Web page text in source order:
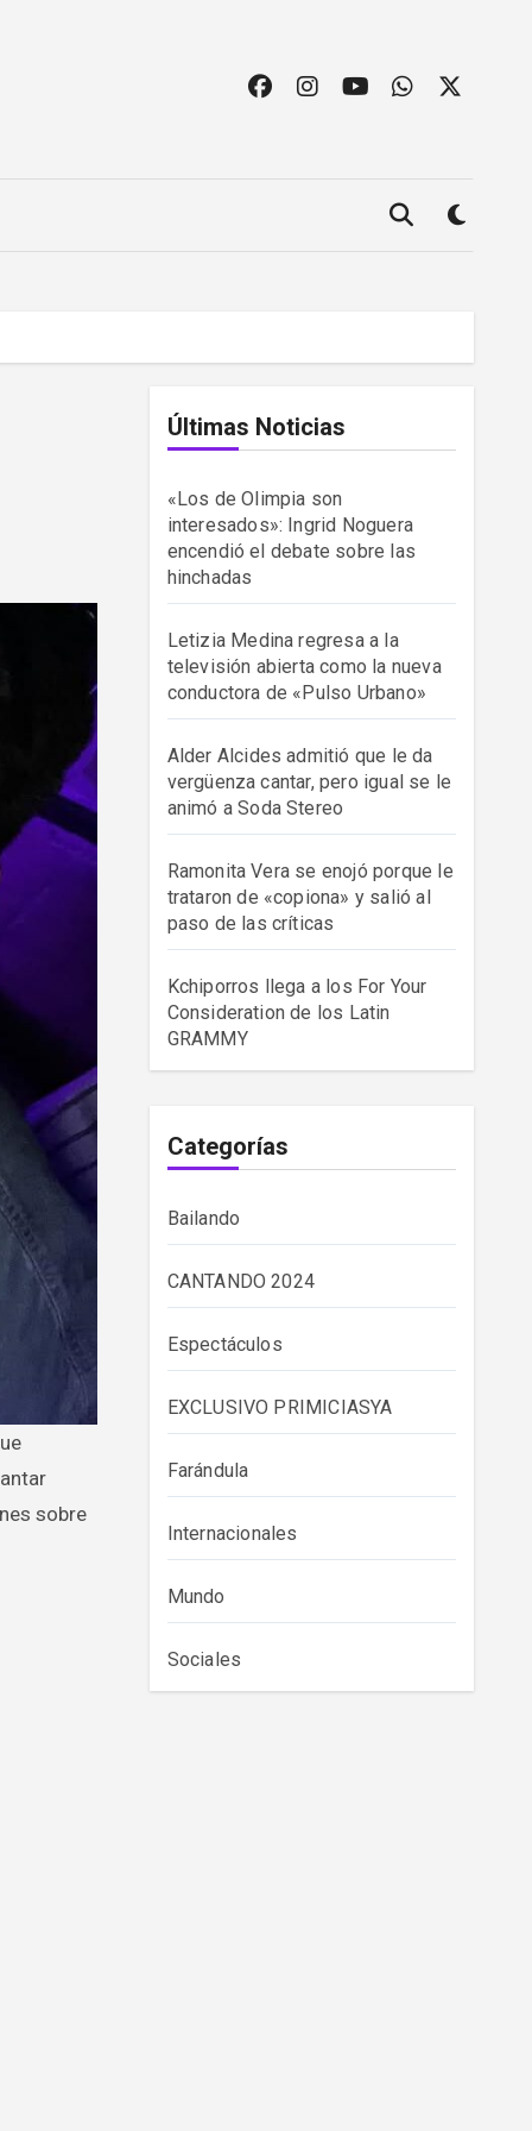
sobre
Últimas Noticias
«Los de Olimpia son
interesados»: Ingrid Noguera
encendió el debate sobre las
hinchadas
Letizia Medina regresa a la
televisión abierta como la nueva
conductora de «Pulso Urbano»
Alder Alcides admitió que le da
vergüenza cantar, pero igual se le
animó a Soda Stereo
Ramonita Vera se enojó porque le
trataron de «copiona» y salió al
paso de las críticas
Kchiporros llega a los For Your
Consideration de los Latin
GRAMMY
Categorías
Bailando
CANTANDO 2024
Espectáculos
EXCLUSIVO PRIMICIASYA
Farándula
Internacionales
Mundo
Sociales